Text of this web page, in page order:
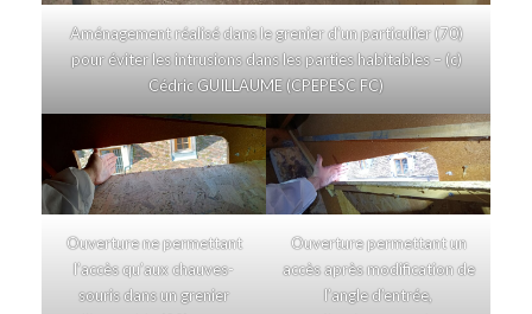
Aménagement réalisé dans le grenier d’un particulier (70)
pour éviter les intrusions dans les parties habitables – (c)
Cédric GUILLAUME (CPEPESC FC)
Ouverture ne permettant
l’accès qu’aux chauves-
souris dans un grenier
Ouverture permettant un
accès après modification de
l’angle d’entrée,